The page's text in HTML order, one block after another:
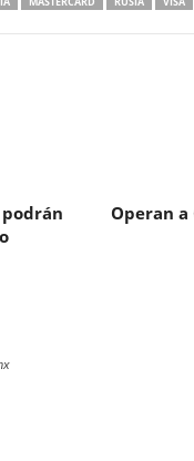
Operan a